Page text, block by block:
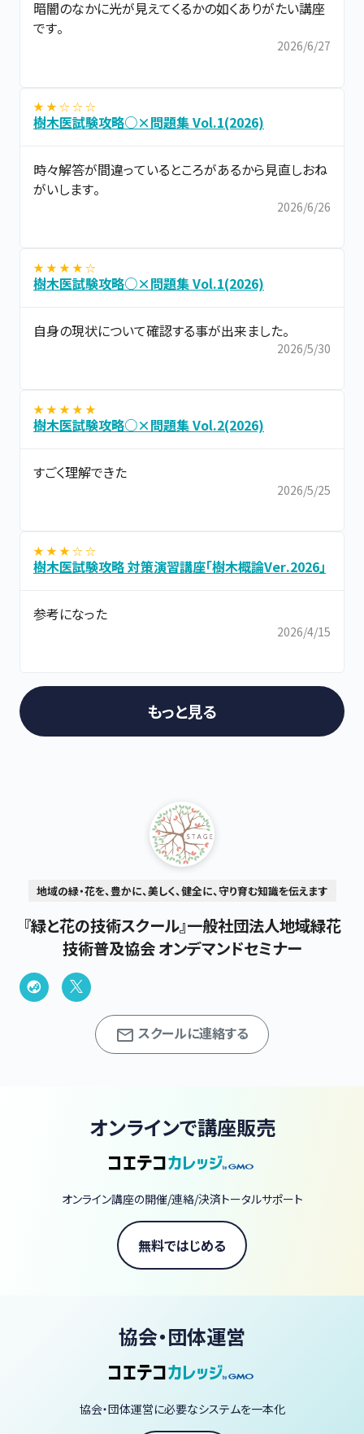
暗闇のなかに光が見えてくるかの如くありがたい講座
です。
2026/6/27
★ ★ ☆ ☆ ☆
樹木医試験攻略○×問題集 Vol.1(2026)
時々解答が間違っているところがあるから見直しおね
がいします。
2026/6/26
★ ★ ★ ★ ☆
樹木医試験攻略○×問題集 Vol.1(2026)
自身の現状について確認する事が出来ました。
2026/5/30
★ ★ ★ ★ ★
樹木医試験攻略○×問題集 Vol.2(2026)
すごく理解できた
2026/5/25
★ ★ ★ ☆ ☆
樹木医試験攻略 対策演習講座「樹木概論Ver.2026」
参考になった
2026/4/15
もっと見る
地域の緑・花を、豊かに、美しく、健全に、守り育む知識を伝えます
『緑と花の技術スクール』一般社団法人地域緑花
技術普及協会 オンデマンドセミナー
スクールに連絡する
オンラインで講座販売
オンライン講座の開催/連絡/決済トータルサポート
無料ではじめる
協会・団体運営
協会・団体運営に必要なシステムを一本化